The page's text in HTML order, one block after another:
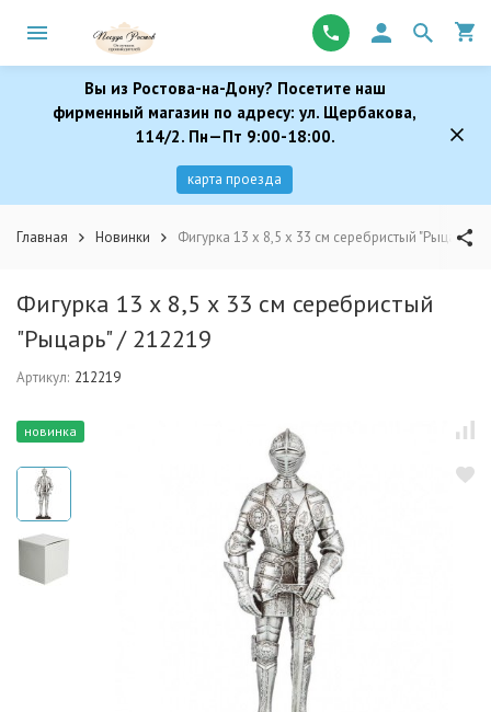
Вы из Ростова-на-Дону? Посетите наш
фирменный магазин по адресу: ул. Щербакова,
114/2. Пн—Пт 9:00-18:00.
карта проезда
Главная Новинки Фигурка 13 х 8,5 х 33 см серебристый "Рыцарь" /
Фигурка 13 х 8,5 х 33 см серебристый
"Рыцарь" / 212219
Артикул: 212219
новинка